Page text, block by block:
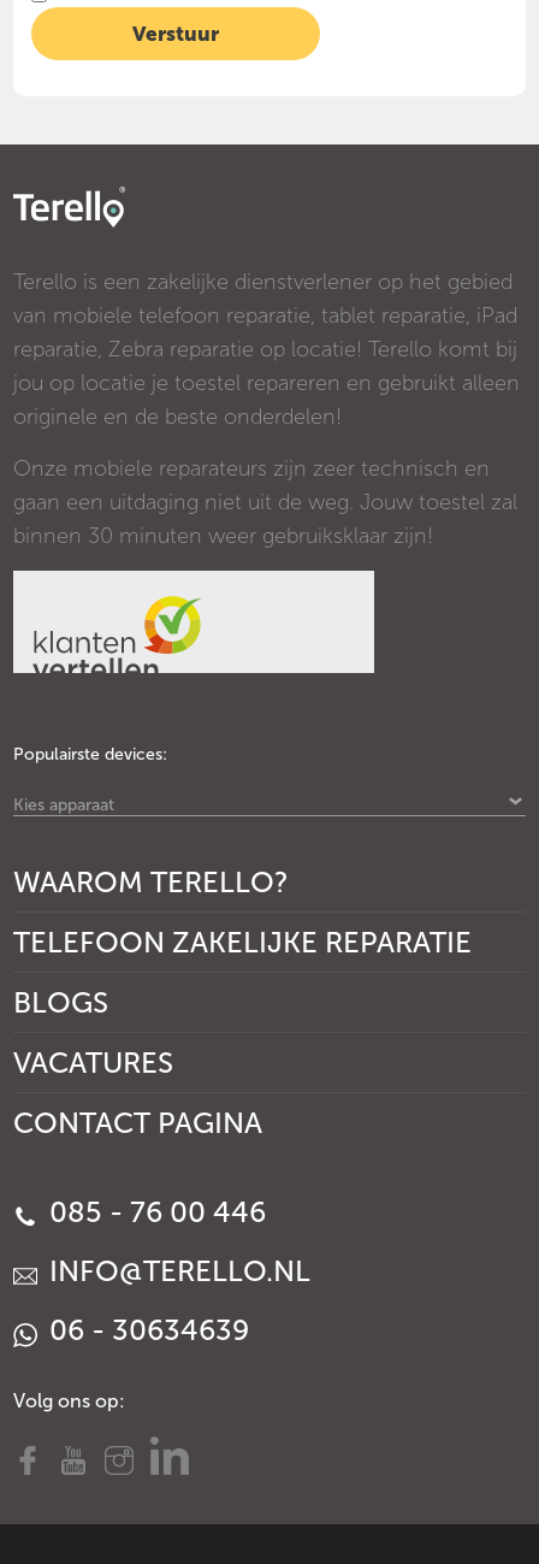
Terello is een zakelijke dienstverlener op het gebied
van mobiele telefoon reparatie, tablet reparatie, iPad
reparatie, Zebra reparatie op locatie! Terello komt bij
jou op locatie je toestel repareren en gebruikt alleen
originele en de beste onderdelen!
Onze mobiele reparateurs zijn zeer technisch en
gaan een uitdaging niet uit de weg. Jouw toestel zal
binnen 30 minuten weer gebruiksklaar zijn!
Populairste devices:
Kies apparaat
WAAROM TERELLO?
TELEFOON ZAKELIJKE REPARATIE
BLOGS
VACATURES
CONTACT PAGINA
085 - 76 00 446
INFO@TERELLO.NL
06 - 30634639
Volg ons op: